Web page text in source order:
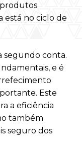
está no ciclo de
segundo conta.
e é
Este
a eficiência
também
seguro dos